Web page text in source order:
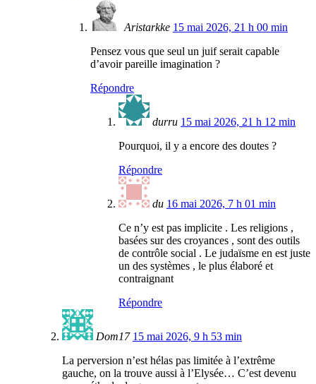
Aristarkke 15 mai 2026, 21 h 00 min
Pensez vous que seul un juif serait capable
d’avoir pareille imagination ?
Répondre
durru 15 mai 2026, 21 h 12 min
Pourquoi, il y a encore des doutes ?
Répondre
du 16 mai 2026, 7 h 01 min
Ce n’y est pas implicite . Les religions ,
basées sur des croyances , sont des outils
de contrôle social . Le judaïsme en est juste
un des systèmes , le plus élaboré et
contraignant
Répondre
Dom17 15 mai 2026, 9 h 53 min
La perversion n’est hélas pas limitée à l’extrême
gauche, on la trouve aussi à l’Elysée… C’est devenu